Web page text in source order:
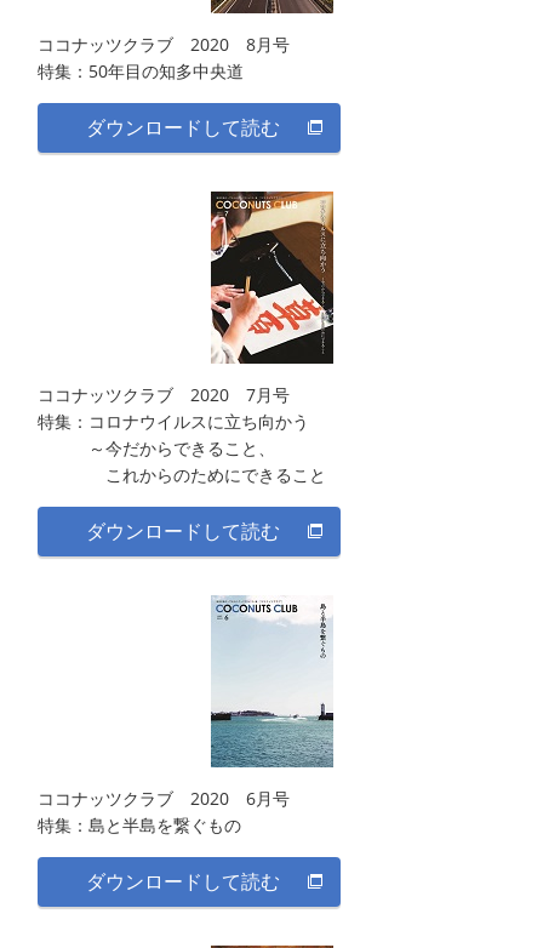
ココナッツクラブ 2020 8月号
特集：50年目の知多中央道
ダウンロードして読む
ココナッツクラブ 2020 7月号
特集：コロナウイルスに立ち向かう
～今だからできること、
これからのためにできること
ダウンロードして読む
ココナッツクラブ 2020 6月号
特集：島と半島を繋ぐもの
ダウンロードして読む